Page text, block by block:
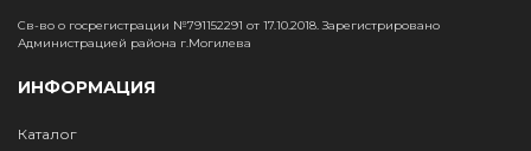
Св-во о госрегистрации №791152291 от 17.10.2018. Зарегистрировано
Администрацией района г.Могилева
ИНФОРМАЦИЯ
Каталог